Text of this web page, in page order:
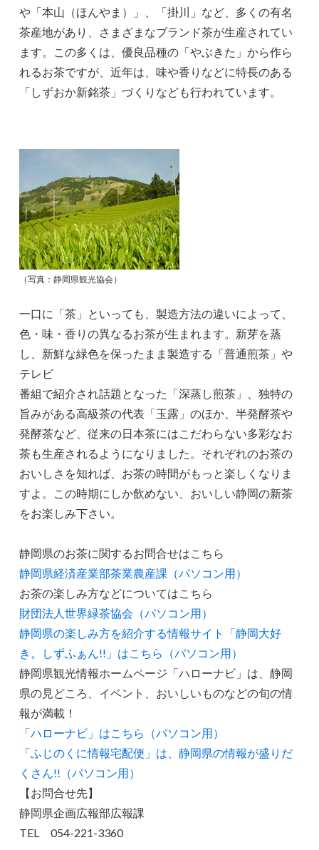
や「本山（ほんやま）」、「掛川」など、多くの有名
茶産地があり、さまざまなブランド茶が生産されてい
ます。この多くは、優良品種の「やぶきた」から作ら
れるお茶ですが、近年は、味や香りなどに特長のある
「しずおか新銘茶」づくりなども行われています。
（写真：静岡県観光協会）
一口に「茶」といっても、製造方法の違いによって、
色・味・香りの異なるお茶が生まれます。新芽を蒸
し、新鮮な緑色を保ったまま製造する「普通煎茶」や
テレビ
番組で紹介され話題となった「深蒸し煎茶」、独特の
旨みがある高級茶の代表「玉露」のほか、半発酵茶や
発酵茶など、従来の日本茶にはこだわらない多彩なお
茶も生産されるようになりました。それぞれのお茶の
おいしさを知れば、お茶の時間がもっと楽しくなりま
すよ。この時期にしか飲めない、おいしい静岡の新茶
をお楽しみ下さい。
静岡県のお茶に関するお問合せはこちら
静岡県経済産業部茶業農産課（パソコン用）
お茶の楽しみ方などについてはこちら
財団法人世界緑茶協会（パソコン用）
静岡県の楽しみ方を紹介する情報サイト「静岡大好
き。しずふぁん!!」はこちら（パソコン用）
静岡県観光情報ホームページ「ハローナビ」は、静岡
県の見どころ、イベント、おいしいものなどの旬の情
報が満載！
「ハローナビ」はこちら（パソコン用）
「ふじのくに情報宅配便」は、静岡県の情報が盛りだ
くさん!!（パソコン用）
【お問合せ先】
静岡県企画広報部広報課
TEL 054-221-3360